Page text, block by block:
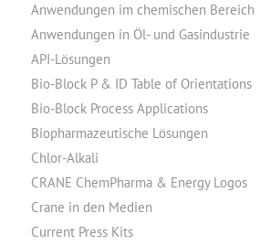
Anwendungen im chemischen Bereich
Anwendungen in Öl- und Gasindustrie
API-Lösungen
Bio-Block P & ID Table of Orientations
Bio-Block Process Applications
Biopharmazeutische Lösungen
Chlor-Alkali
CRANE ChemPharma & Energy Logos
Crane in den Medien
Current Press Kits